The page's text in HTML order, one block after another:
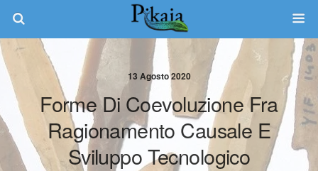
13 Agosto 2020
Forme Di Coevoluzione Fra
Ragionamento Causale E
Sviluppo Tecnologico